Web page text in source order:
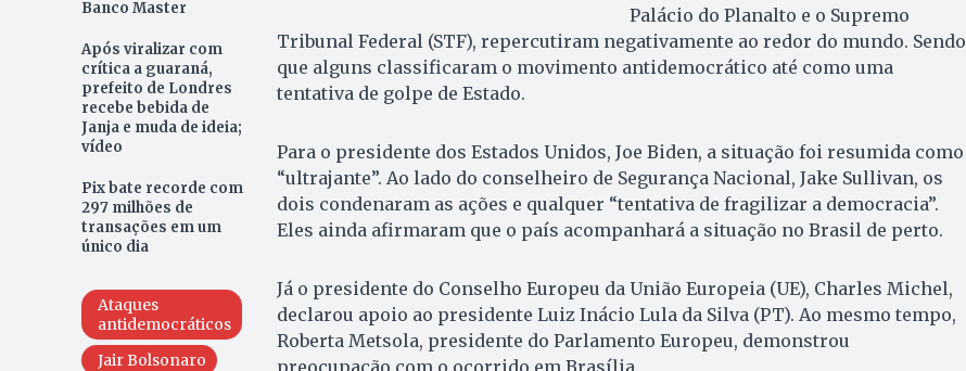
Banco Master
Após viralizar com
crítica a guaraná,
prefeito de Londres
recebe bebida de
Janja e muda de ideia;
vídeo
Pix bate recorde com
297 milhões de
transações em um
único dia
Ataques
antidemocráticos
Jair Bolsonaro
Palácio do Planalto e o Supremo
Tribunal Federal (STF), repercutiram negativamente ao redor do mundo. Sendo
que alguns classificaram o movimento antidemocrático até como uma
tentativa de golpe de Estado.
Para o presidente dos Estados Unidos, Joe Biden, a situação foi resumida como
“ultrajante”. Ao lado do conselheiro de Segurança Nacional, Jake Sullivan, os
dois condenaram as ações e qualquer “tentativa de fragilizar a democracia”.
Eles ainda afirmaram que o país acompanhará a situação no Brasil de perto.
Já o presidente do Conselho Europeu da União Europeia (UE), Charles Michel,
declarou apoio ao presidente Luiz Inácio Lula da Silva (PT). Ao mesmo tempo,
Roberta Metsola, presidente do Parlamento Europeu, demonstrou